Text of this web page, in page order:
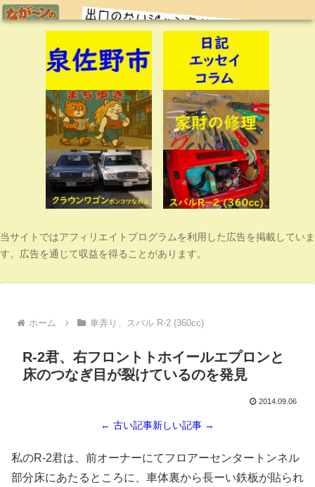
当サイトではアフィリエイトプログラムを利用した広告を掲載していま
す。広告を通じて収益を得ることがあります。
ホーム 車弄り、スバル R-2 (360cc)
R-2君、右フロントトホイールエプロンと
床のつなぎ目が裂けているのを発見
2014.09.06
← 古い記事新しい記事 →
私のR-2君は、前オーナーにてフロアーセンタートンネル
部分床にあたるところに、車体裏から長ーい鉄板が貼られ